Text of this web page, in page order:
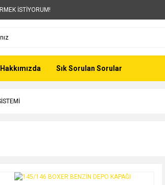
İSTİYORUM!
Hakkımızda Sık Sorulan Sorular